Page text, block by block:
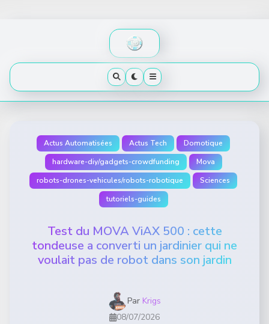
Actus Automatisées Actus Tech
Domotique
hardware-diy/gadgets-crowdfunding
Mova
robots-drones-vehicules/robots-robotique
Sciences
tutoriels-guides
Test du MOVA ViAX 500 : cette
tondeuse a converti un jardinier qui ne
voulait pas de robot dans son jardin
Par Krigs
08/07/2026